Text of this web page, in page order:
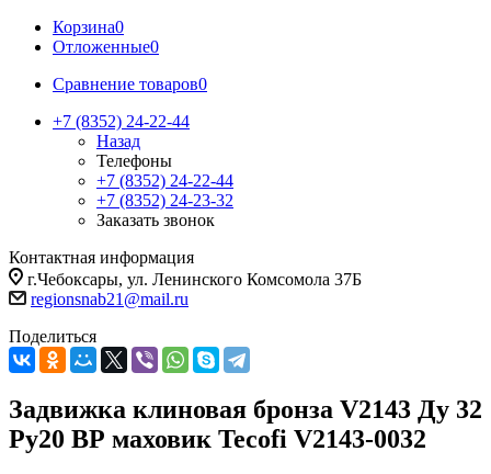
Корзина0
Отложенные0
Сравнение товаров0
+7 (8352) 24-22-44
Назад
Телефоны
+7 (8352) 24-22-44
+7 (8352) 24-23-32
Заказать звонок
Контактная информация
г.Чебоксары, ул. Ленинского Комсомола 37Б
regionsnab21@mail.ru
Поделиться
Задвижка клиновая бронза V2143 Ду 32
Ру20 ВР маховик Tecofi V2143-0032